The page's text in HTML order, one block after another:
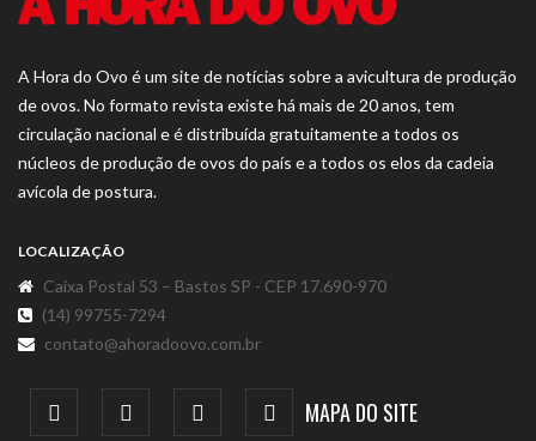
A Hora do Ovo é um site de notícias sobre a avicultura de produção
de ovos. No formato revista existe há mais de 20 anos, tem
circulação nacional e é distribuída gratuitamente a todos os
núcleos de produção de ovos do país e a todos os elos da cadeia
avícola de postura.
LOCALIZAÇÃO
Caixa Postal 53 – Bastos SP - CEP 17.690-970
(14) 99755-7294
contato@ahoradoovo.com.br
MAPA DO SITE